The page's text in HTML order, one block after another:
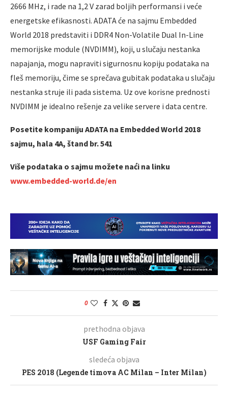
2666 MHz, i rade na 1,2 V zarad boljih performansi i veće
energetske efikasnosti. ADATA će na sajmu Embedded
World 2018 predstaviti i DDR4 Non-Volatile Dual In-Line
memorijske module (NVDIMM), koji, u slučaju nestanka
napajanja, mogu napraviti sigurnosnu kopiju podataka na
fleš memoriju, čime se sprečava gubitak podataka u slučaju
nestanka struje ili pada sistema. Uz ove korisne prednosti
NVDIMM je idealno rešenje za velike servere i data centre.
Posetite kompaniju ADATA na Embedded World 2018
sajmu, hala 4A, štand br. 541
Više podataka o sajmu možete naći na linku
www.embedded-world.de/en
0
prethodna objava
USF Gaming Fair
sledeća objava
PES 2018 (Legende timova AC Milan – Inter Milan)